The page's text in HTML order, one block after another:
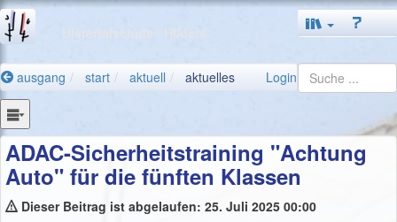
ausgang start aktuell aktuelles Login
ADAC-Sicherheitstraining "Achtung
Auto" für die fünften Klassen
Dieser Beitrag ist abgelaufen: 25. Juli 2025 00:00